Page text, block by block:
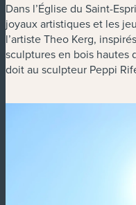
Dans l’Église du Saint-
joyaux artistiques et les
l’artiste Theo Kerg,
sculptures en bois hautes
doit au sculpteur Peppi